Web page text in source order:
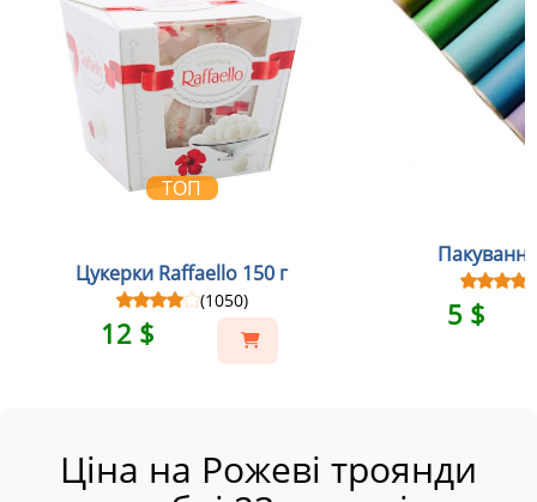
ТОП
Цукерки Raffaello 150 г
(1050)
12 $
5 $
Ціна на Рожеві троянди